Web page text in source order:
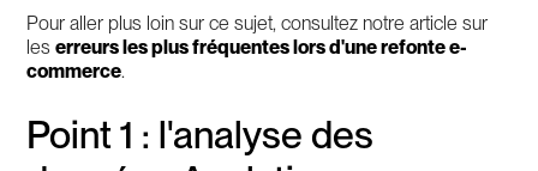
Pour aller plus loin sur ce sujet, consultez notre article sur
leserreurs les plus fréquentes lors d'une refonte e-
commerce.
Point 1 : l'analyse des